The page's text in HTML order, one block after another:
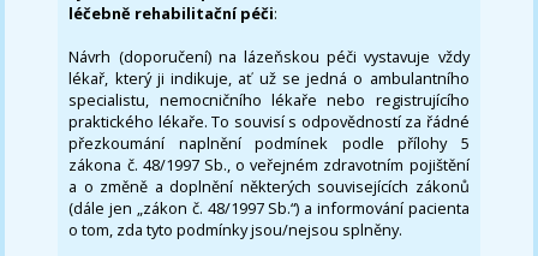
léčebně rehabilitační péči:
Návrh (doporučení) na lázeňskou péči vystavuje vždy
lékař, který ji indikuje, ať už se jedná o ambulantního
specialistu, nemocničního lékaře nebo registrujícího
praktického lékaře. To souvisí s odpovědností za řádné
přezkoumání naplnění podmínek podle přílohy 5
zákona č. 48/1997 Sb., o veřejném zdravotním pojištění
a o změně a doplnění některých souvisejících zákonů
(dále jen „zákon č. 48/1997 Sb.“) a informování pacienta
o tom, zda tyto podmínky jsou/nejsou splněny.